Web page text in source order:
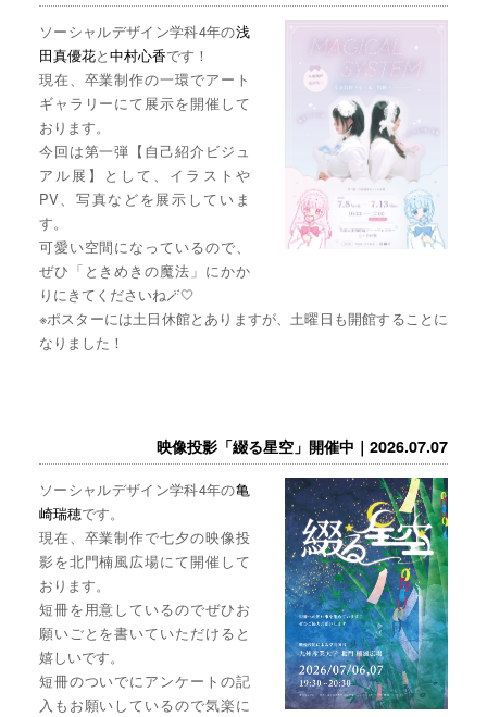
ソーシャルデザイン学科4年の浅
田真優花と中村心香です！
現在、卒業制作の一環でアート
ギャラリーにて展示を開催して
おります。
今回は第一弾【自己紹介ビジュ
アル展】として、イラストや
PV、写真などを展示していま
す。
可愛い空間になっているので、
ぜひ「ときめきの魔法」にかか
りにきてくださいね🪄🤍
※ポスターには土日休館とありますが、土曜日も開館することに
なりました！
映像投影「綴る星空」開催中｜2026.07.07
ソーシャルデザイン学科4年の亀
崎瑞穂です。
現在、卒業制作で七夕の映像投
影を北門楠風広場にて開催して
おります。
短冊を用意しているのでぜひお
願いごとを書いていただけると
嬉しいです。
短冊のついでにアンケートの記
入もお願いしているので気楽に